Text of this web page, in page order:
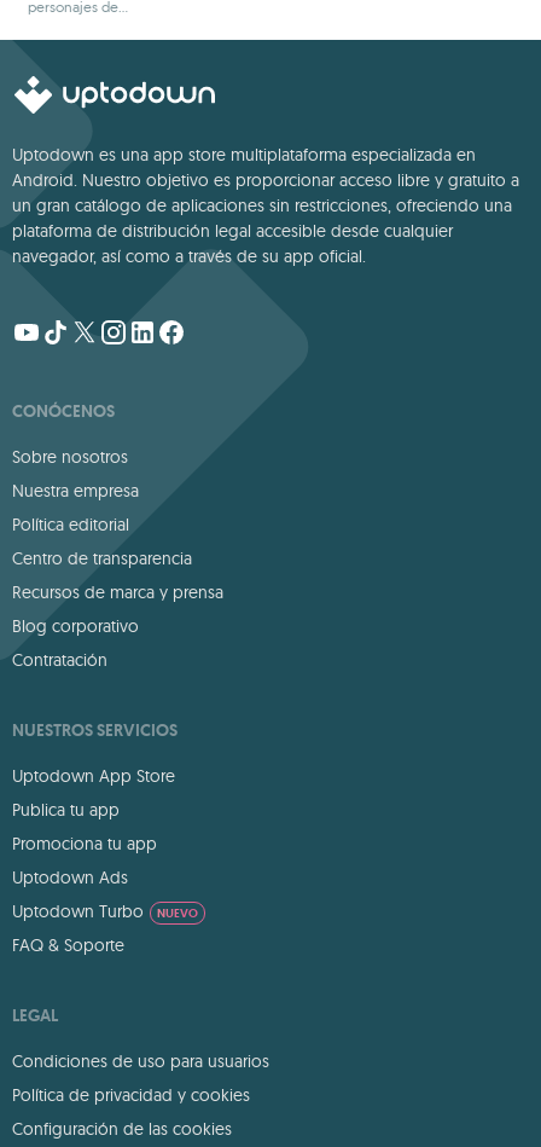
personajes de
Uptodown es una app store multiplataforma especializada en
Android. Nuestro objetivo es proporcionar acceso libre y gratuito a
un gran catálogo de aplicaciones sin restricciones, ofreciendo una
plataforma de distribución legal accesible desde cualquier
navegador, así como a través de su app oficial.
CONÓCENOS
Sobre nosotros
Nuestra empresa
Política editorial
Centro de transparencia
Recursos de marca y prensa
Blog corporativo
Contratación
NUESTROS SERVICIOS
Uptodown App Store
Publica tu app
Promociona tu app
Uptodown Ads
Uptodown Turbo
NUEVO
FAQ & Soporte
LEGAL
Condiciones de uso para usuarios
Política de privacidad y cookies
Configuración de las cookies